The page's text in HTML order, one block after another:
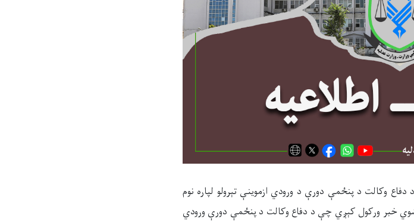
دفاع وکالت دپنځمې دورې د ورودي ازموینې تېرولو لپاره نوم
خبر ورکول کېږي چې د دفاع وکالت د پنځمې دورې ورودي